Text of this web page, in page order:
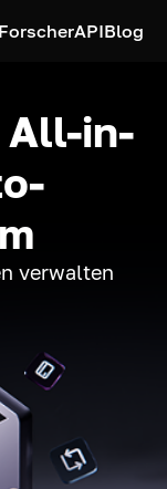
ForscherAPIBlog
All-in-
verwalten